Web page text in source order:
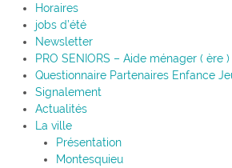
Horaires
jobs d’été
Newsletter
PRO SENIORS – Aide ménager ( ère )
Questionnaire Partenaires Enfance
Signalement
Actualités
La ville
Présentation
Montesquieu